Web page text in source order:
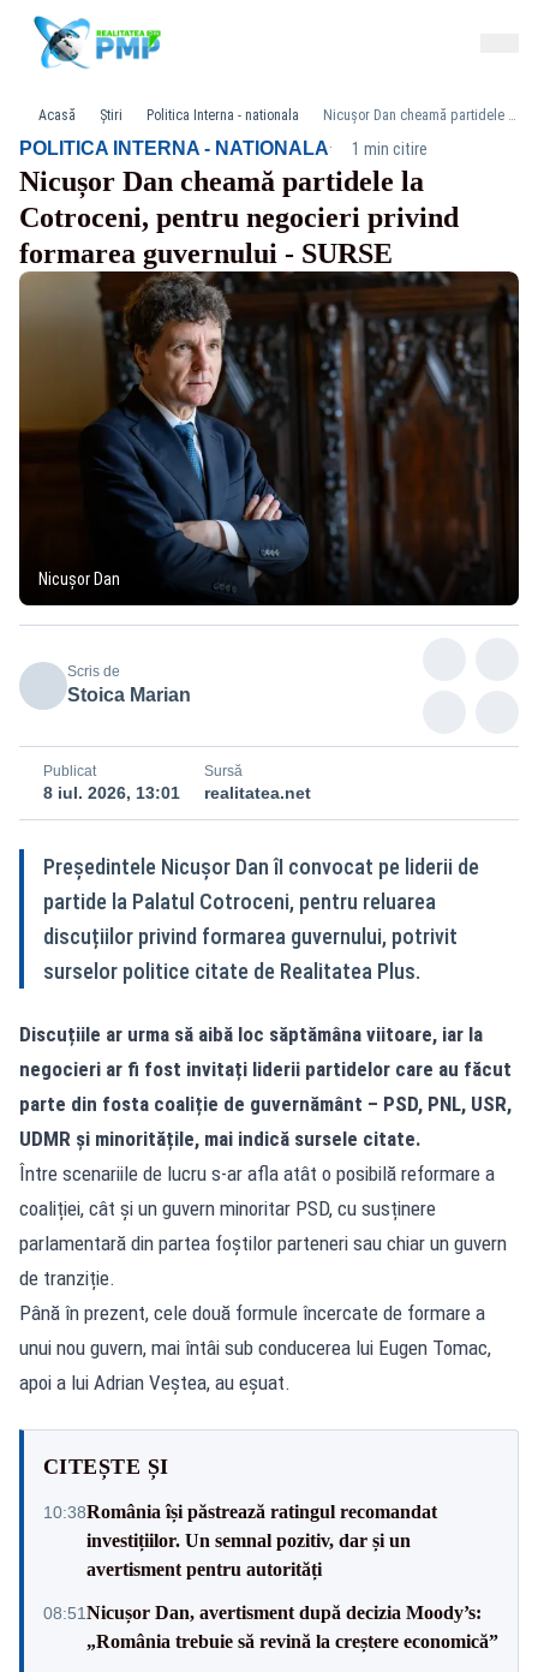
Acasă Știri Politica Interna - nationala Nicușor Dan cheamă partidele la Cotroceni, pentru negocieri privind formarea guvernului - SURSE
POLITICA INTERNA - NATIONALA· 1 min citire
Nicușor Dan cheamă partidele la
Cotroceni, pentru negocieri privind
formarea guvernului - SURSE
Nicușor Dan
Scris de
Stoica Marian
Publicat
8 iul. 2026, 13:01
Sursă
realitatea.net
Președintele Nicușor Dan îI convocat pe liderii de
partide la Palatul Cotroceni, pentru reluarea
discuțiilor privind formarea guvernului, potrivit
surselor politice citate de Realitatea Plus.
Discuțiile ar urma să aibă loc săptămâna viitoare, iar la
negocieri ar fi fost invitați liderii partidelor care au făcut
parte din fosta coaliție de guvernământ – PSD, PNL, USR,
UDMR și minoritățile, mai indică sursele citate.
Între scenariile de lucru s-ar afla atât o posibilă reformare a
coaliției, cât și un guvern minoritar PSD, cu susținere
parlamentară din partea foștilor parteneri sau chiar un guvern
de tranziție.
Până în prezent, cele două formule încercate de formare a
unui nou guvern, mai întâi sub conducerea lui Eugen Tomac,
apoi a lui Adrian Veștea, au eșuat.
CITEȘTE ȘI
10:38România își păstrează ratingul recomandat
investițiilor. Un semnal pozitiv, dar și un
avertisment pentru autorități
08:51Nicușor Dan, avertisment după decizia Moody’s:
„România trebuie să revină la creștere economică”